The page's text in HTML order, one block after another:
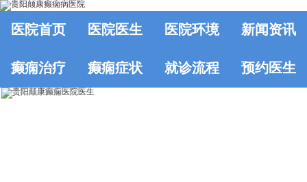
医院首页 医院医生 医院环境 新闻资讯
癫痫治疗 癫痫症状 就诊流程 预约医生